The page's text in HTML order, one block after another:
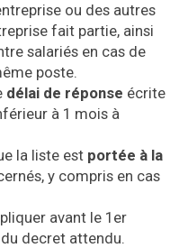
ou des autres
fait partie, ainsi
salariés en cas de
poste.
délai de réponse écrite
à 1 mois à
la liste est portée à la
y compris en cas
avant le 1er
decret attendu.